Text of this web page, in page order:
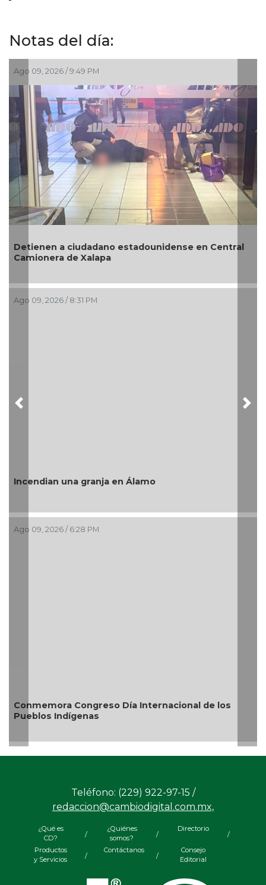
Notas del día:
Ago 09, 2026 / 9:49 PM
Detienen a ciudadano estadounidense en Central
Camionera de Xalapa
Ago 09, 2026 / 8:31 PM
Incendian una granja en Álamo
Ago 09, 2026 / 6:28 PM
Conmemora Congreso Día Internacional de los
Pueblos Indígenas
Previous
Teléfono: (229) 922-97-15 /
redaccion@cambiodigital.com.mx,
¿Qué es
CD?
/
¿Quiénes
somos?
/
Directorio
/
Productos
y Servicios
/
Contáctanos
/
Consejo
Editorial